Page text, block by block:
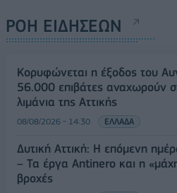
ΡΟΗ ΕΙΔΗΣΕΩΝ
Κορυφώνεται η έξοδος του
56.000 επιβάτες αναχωρούν
λιμάνια της Αττικής
08/08/2026 - 14:30 ΕΛΛΑΔΑ
Δυτική Αττική: Η επόμενη
– Τα έργα Antinero και η
βροχές